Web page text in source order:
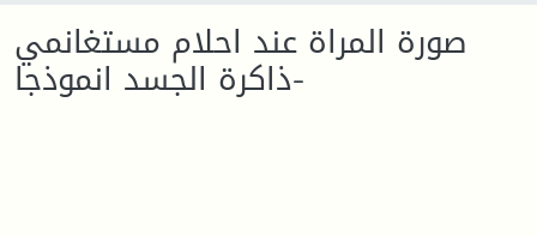
صورة المراة عند احلام مستغانمي
-ذاكرة الجسد انموذجا